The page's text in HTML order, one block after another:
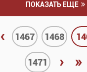
ПОКАЗАТЬ ЕЩЕ
‹ 1467 1468
1471 › »